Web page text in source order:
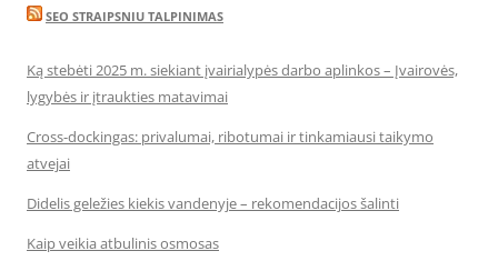
SEO STRAIPSNIU TALPINIMAS
Ką stebėti 2025 m. siekiant įvairialypės darbo aplinkos – Įvairovės,
lygybės ir įtraukties matavimai
Cross-dockingas: privalumai, ribotumai ir tinkamiausi taikymo
atvejai
Didelis geležies kiekis vandenyje – rekomendacijos šalinti
Kaip veikia atbulinis osmosas